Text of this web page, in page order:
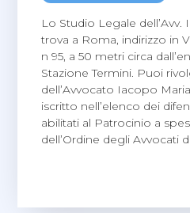
Lo Studio Legale
trova a Roma, indirizzo in
n 95, a 50 metri circa
Stazione Termini. Puoi
dell’Avvocato Iacopo
iscritto nell’elenco dei
abilitati al Patrocinio a
dell’Ordine degli Avvocati